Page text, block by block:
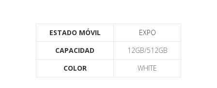
ESTADO MÓVIL
EXPO
CAPACIDAD
12GB/512GB
COLOR
WHITE